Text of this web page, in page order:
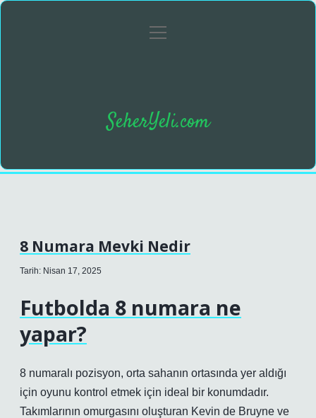
Gizlilik Politikası
menüyü
SeherYeli.com
8 Numara Mevki Nedir
Tarih: Nisan 17, 2025
Futbolda 8 numara ne
yapar?
8 numaralı pozisyon, orta sahanın ortasında yer aldığı
için oyunu kontrol etmek için ideal bir konumdadır.
Takımlarının omurgasını oluşturan Kevin de Bruyne ve